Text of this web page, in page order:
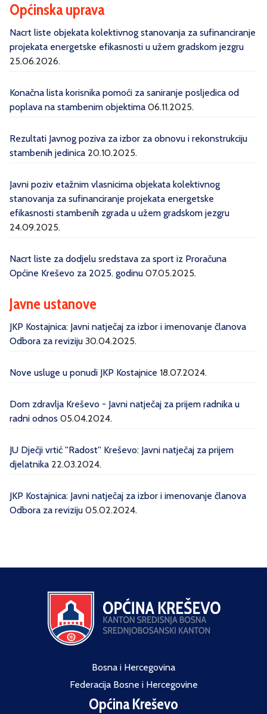
Općinska uprava
Nacrt liste objekata kolektivnog stanovanja za sufinanciranje
projekata energetske efikasnosti u užem gradskom jezgru
25.06.2026.
Konačna lista korisnika pomoći za saniranje posljedica od
poplava na stambenim objektima 06.11.2025.
Rezultati Javnog poziva za izbor za obnovu i rekonstrukciju
stambenih jedinica 20.10.2025.
Javni poziv etažnim vlasnicima objekata kolektivnog
stanovanja za sufinanciranje projekata energetske
efikasnosti stambenih zgrada u užem gradskom jezgru
24.09.2025.
Nacrt liste za dodjelu sredstava za sport iz Proračuna
Općine Kreševo za 2025. godinu 07.05.2025.
Javne ustanove
JKP Kostajnica: Javni natječaj za izbor i imenovanje članova
Odbora za reviziju 30.04.2025.
Nove usluge u ponudi JKP Kostajnice 18.07.2024.
Dom zdravlja Kreševo - Javni natječaj za prijem radnika u
radni odnos 05.04.2024.
JU Dječji vrtić ''Radost'' Kreševo: Javni natječaj za prijem
djelatnika 22.03.2024.
JKP Kostajnica: Javni natječaj za izbor i imenovanje članova
Odbora za reviziju 05.02.2024.
Bosna i Hercegovina
Federacija Bosne i Hercegovine
Općina Kreševo